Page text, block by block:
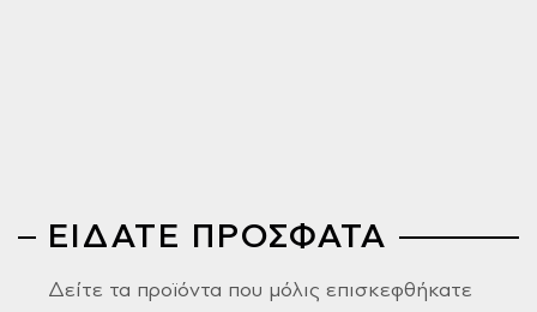
ΕΙΔΑΤΕ ΠΡΟΣΦΑΤΑ
Δείτε τα προϊόντα που μόλις επισκεφθήκατε